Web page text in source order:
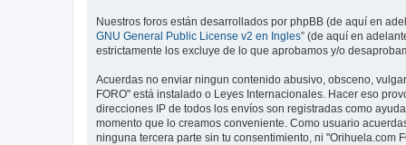
Nuestros foros están desarrollados por phpBB (de aquí en
GNU General Public License v2 en Ingles” (de aquí en
estrictamente los excluye de lo que aprobamos y/o
Acuerdas no enviar ningun contenido abusivo, obsceno,
FORO" está instalado o Leyes Internacionales. Hacer eso
direcciones IP de todos los envíos son registradas como
momento que lo creamos conveniente. Como usuario
ninguna tercera parte sin tu consentimiento, ni "Orihuela.com